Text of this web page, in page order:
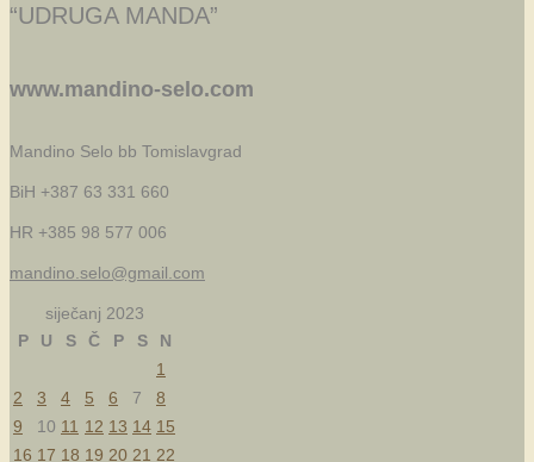
“UDRUGA MANDA”
www.mandino-selo.com
Mandino Selo bb Tomislavgrad
BiH +387 63 331 660
HR +385 98 577 006
mandino.selo@gmail.com
siječanj 2023
P
U S Č P S
N
1
2
3 4 5 6 7
8
9
10 11 12 13 14 15
16 17 18 19 20 21 22